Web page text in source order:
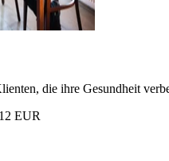
die ihre Gesundheit
EUR